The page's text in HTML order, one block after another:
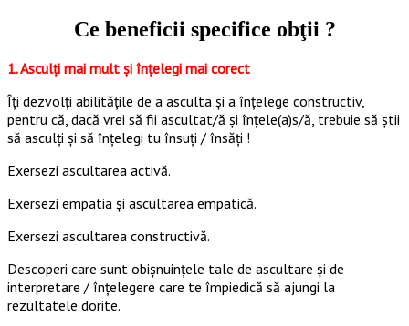
Ce beneficii specifice obţii ?
1. Asculți mai mult şi înţelegi mai corect
Îți dezvolţi abilităţile de a asculta şi a înţelege constructiv,
pentru că, dacă vrei să fii ascultat/ă şi înţele(a)s/ă, trebuie să ştii
să asculţi şi să înţelegi tu însuţi / însăți !
Exersezi ascultarea activă.
Exersezi empatia și ascultarea empatică.
Exersezi ascultarea constructivă.
Descoperi care sunt obişnuinţele tale de ascultare şi de
interpretare / înţelegere care te împiedică să ajungi la
rezultatele dorite.